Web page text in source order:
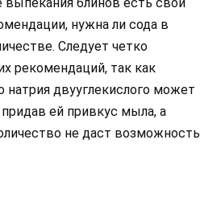
нужна ли сода в
Следует четко
рекомендаций, так как
натрия двууглекислого может
ей привкус мыла, а
не даст возможность